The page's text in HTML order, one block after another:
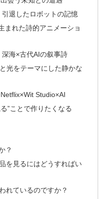
退したロボットの記憶
まれた詩的アニメーショ
海×古代AIの叙事詩
光をテーマにした静かな
Studio×AI
”ことで作りたくなる
？
を見るにはどうすればい
れているのですか？